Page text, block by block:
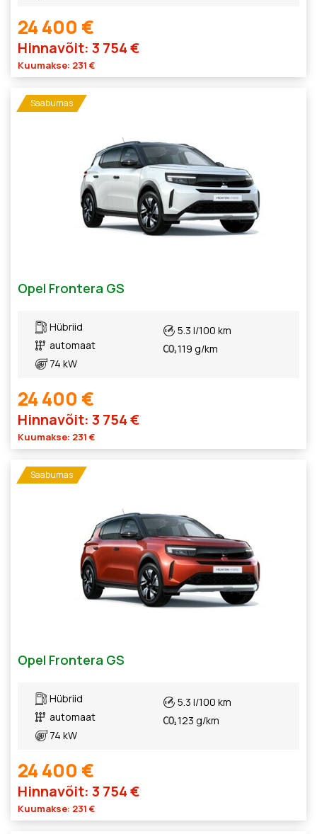
24 400 €
Hinnavõit: 3 754 €
Kuumakse: 231 €
Saabumas
Opel Frontera GS
Hübriid
automaat
74 kW
5.3 l/100 km
119 g/km
24 400 €
Hinnavõit: 3 754 €
Kuumakse: 231 €
Saabumas
Opel Frontera GS
Hübriid
automaat
74 kW
5.3 l/100 km
123 g/km
24 400 €
Hinnavõit: 3 754 €
Kuumakse: 231 €